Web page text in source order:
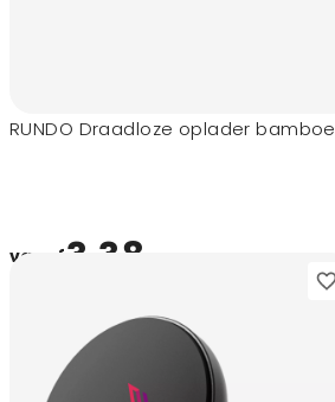
RUNDO Draadloze oplader bamboe
vanaf3,38